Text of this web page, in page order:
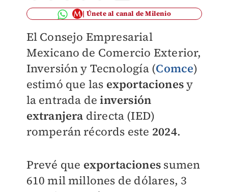
Únete al canal de Milenio
El Consejo Empresarial
Mexicano de Comercio Exterior,
Inversión y Tecnología (Comce)
estimó que las exportacionesy
la entrada deinversión
extranjera directa (IED)
romperán récords este 2024.
Prevé que exportaciones sumen
610 mil millones de dólares, 3